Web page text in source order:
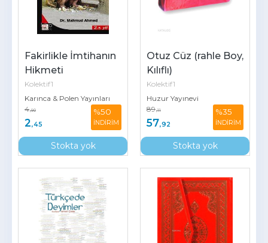
Stokta yok
Fakirlikle İmtihanın
Hikmeti
Kolektif1
Karınca & Polen Yayınları
%50
İNDİRİM
4,90
2,45
Stokta yok
Otuz Cüz (rahle Boy,
Kılıflı)
Kolektif1
Huzur Yayınevi
%35
İNDİRİM
89,11
57,92